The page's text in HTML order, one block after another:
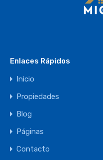
Enlaces Rápidos
Inicio
Propiedades
Blog
Páginas
Contacto